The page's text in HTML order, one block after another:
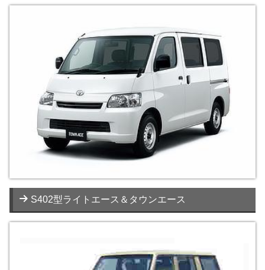
S402型ライトエース＆タウンエース